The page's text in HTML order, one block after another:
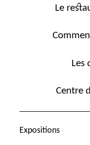
Le
Les
Centre
Expositions